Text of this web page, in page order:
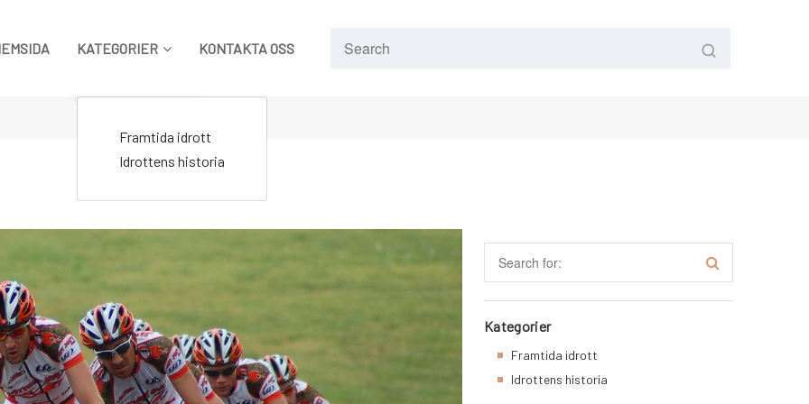
KATEGORIER
Framtida idrott
Idrottens historia
KONTAKTA OSS
Kategorier
Framtida idrott
Idrottens historia